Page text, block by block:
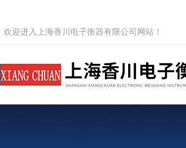
欢迎进入上海香川电子衡器有限公司网站！